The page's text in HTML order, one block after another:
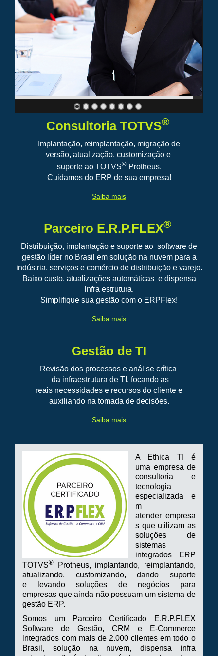
Consultoria TOTVS®
Implantação, reimplantação, migração de
versão, atualização, customização e
suporte ao TOTVS®Protheus.
Cuidamos do ERP de sua empresa!
Saiba mais
Parceiro E.R.P.FLEX®
Distribuição, implantação e suporte ao software de
gestão líder no Brasil em solução na nuvem para a
indústria, serviços e comércio de distribuição e varejo.
Baixo custo, atualizações automáticas e dispensa
infra estrutura.
Simplifique sua gestão com o ERPFlex!
Saiba mais
Gestão de TI
Revisão dos processos e análise crítica
da infraestrutura de TI, focando as
reais necessidades e recursos do cliente e
auxiliando na tomada de decisões.
Saiba mais
A Ethica TI é
uma empresa de
consultoria e
tecnologia
especializada e
m
atender empresa
s que utilizam as
soluções de
sistemas
integrados ERP
TOTVS® Protheus, implantando, reimplantando,
atualizando, customizando, dando suporte
e levando soluções de negócios para
empresas que ainda não possuam um sistema de
gestão ERP.
Somos um Parceiro Certificado E.R.P.FLEX
Software de Gestão, CRM e E-Commerce
integrados com mais de 2.000 clientes em todo o
Brasil, solução na nuvem, dispensa infra